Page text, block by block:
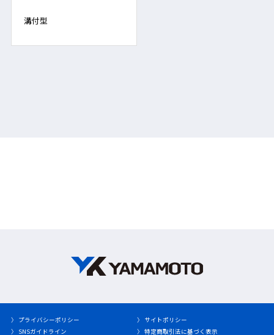
溝付型
〉 プライバシーポリシー
〉 サイトポリシー
〉 SNSガイドライン
〉 特定商取引法に基づく表示